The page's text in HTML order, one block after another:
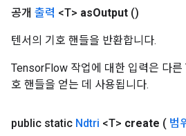
공개 출력 <T> asOutput ()
텐서의 기호 핸들을 반환합니다.
TensorFlow 작업에 대한 입력은 다
호 핸들을 얻는 데 사용됩니다.
public static Ndtri <T> create ( 범